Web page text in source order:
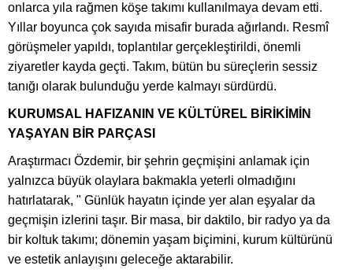
onlarca yıla rağmen köşe takımı kullanılmaya devam etti.
Yıllar boyunca çok sayıda misafir burada ağırlandı. Resmî
görüşmeler yapıldı, toplantılar gerçekleştirildi, önemli
ziyaretler kayda geçti. Takım, bütün bu süreçlerin sessiz
tanığı olarak bulunduğu yerde kalmayı sürdürdü.
KURUMSAL HAFIZANIN VE KÜLTÜREL BİRİKİMİN
YAŞAYAN BİR PARÇASI
Araştırmacı Özdemir, bir şehrin geçmişini anlamak için
yalnızca büyük olaylara bakmakla yeterli olmadığını
hatırlatarak, " Günlük hayatın içinde yer alan eşyalar da
geçmişin izlerini taşır. Bir masa, bir daktilo, bir radyo ya da
bir koltuk takımı; dönemin yaşam biçimini, kurum kültürünü
ve estetik anlayışını geleceğe aktarabilir.